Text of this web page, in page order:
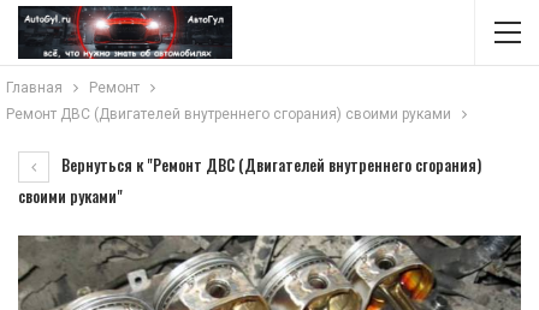
Главная
Ремонт
Ремонт ДВС (Двигателей внутреннего сгорания) своими руками
Вернуться к "Ремонт ДВС (Двигателей внутреннего сгорания)
своими руками"